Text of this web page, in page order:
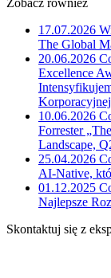
17.07.2026
The Global
20.06.2026
Excellence
10.06.2026
Forrester
Landscape,
25.04.2026
AI-Native,
01.12.2025
Najlepsze
Skontaktuj się z